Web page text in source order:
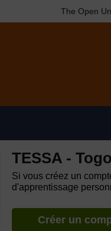
The Open
TESSA - Togo
Si vous créez un
d'apprentissage
Créer un